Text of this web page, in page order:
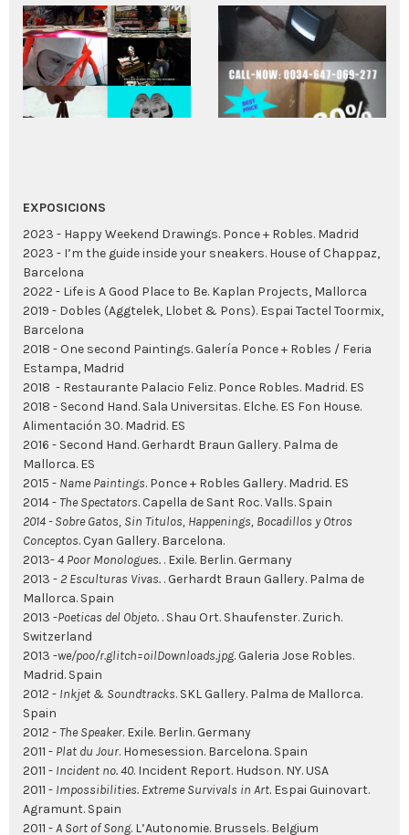
EXPOSICIONS
2023 - Happy Weekend Drawings. Ponce + Robles. Madrid
2023 - I’m the guide inside your sneakers. House of Chappaz,
Barcelona
2022 - Life is A Good Place to Be. Kaplan Projects, Mallorca
2019 - Dobles (Aggtelek, Llobet & Pons). Espai Tactel Toormix,
Barcelona
2018 - One second Paintings. Galería Ponce + Robles / Feria
Estampa, Madrid
2018 - Restaurante Palacio Feliz. Ponce Robles. Madrid. ES
2018 - Second Hand. Sala Universitas. Elche. ES Fon House.
Alimentación 30. Madrid. ES
2016 - Second Hand. Gerhardt Braun Gallery. Palma de
Mallorca. ES
2015 - Name Paintings. Ponce + Robles Gallery. Madrid. ES
2014 -The Spectators. Capella de Sant Roc. Valls. Spain
2014 - Sobre Gatos, Sin Titulos, Happenings, Bocadillos y Otros
Conceptos. Cyan Gallery. Barcelona.
2013-4 Poor Monologues. . Exile. Berlin. Germany
2013 -2 Esculturas Vivas. . Gerhardt Braun Gallery. Palma de
Mallorca. Spain
2013 -Poeticas del Objeto. . Shau Ort. Shaufenster. Zurich.
Switzerland
2013 -we/poo/r.glitch=oilDownloads.jpg. Galeria Jose Robles.
Madrid. Spain
2012 - Inkjet & Soundtracks. SKL Gallery. Palma de Mallorca.
Spain
2012 -The Speaker. Exile. Berlin. Germany
2011 - Plat du Jour. Homesession. Barcelona. Spain
2011 - Incident no. 40. Incident Report. Hudson. NY. USA
2011 - Impossibilities. Extreme Survivals in Art. Espai Guinovart.
Agramunt. Spain
2011 -A Sort of Song. L’Autonomie. Brussels. Belgium